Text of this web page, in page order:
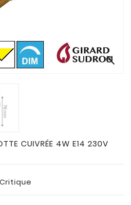

CUIVRÉE 4W E14 230V